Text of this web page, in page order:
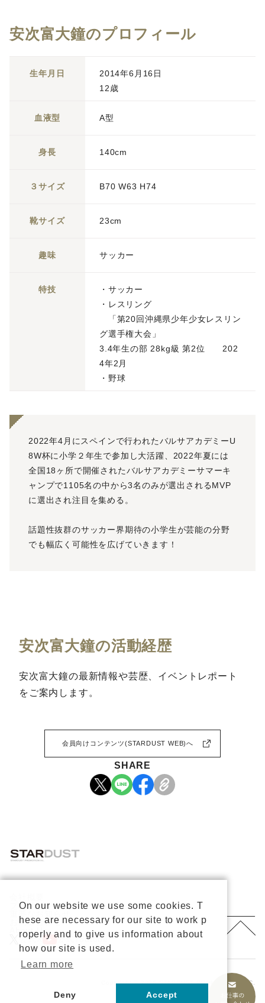
安次富大鐘のプロフィール
生年月日
2014年6月16日
12歳
血液型 A型
身長 140cm
３サイズ B70 W63 H74
靴サイズ 23cm
趣味 サッカー
特技
・サッカー
・レスリング
「第20回沖縄県少年少女レスリン
グ選手権大会」
3.4年生の部 28kg級 第2位 202
4年2月
・野球
2022年4月にスペインで行われたバルサアカデミーU
8W杯に小学２年生で参加し大活躍、2022年夏には
全国18ヶ所で開催されたバルサアカデミーサマーキ
ャンプで1105名の中から3名のみが選出されるMVP
に選出され注目を集める。
話題性抜群のサッカー界期待の小学生が芸能の分野
でも幅広く可能性を広げていきます！
安次富大鐘の活動経歴
安次富大鐘の最新情報や芸歴、イベントレポート
をご案内します。
会員向けコンテンツ(STARDUST WEB)へ
SHARE
プライバシーポリシー
お問い合わせ
About Us
公式X
公式Youtube
Copyright © 2026 STARDUST PROMOTION, INC.
All rights reserved.
On our website we use some cookies. T
hese are necessary for our site to work p
roperly and to give us information about
how our site is used.
Learn more
Deny Accept